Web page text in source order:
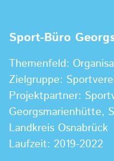
Sport-Büro
Themenfeld:
Zielgruppe:
Projektpartner:
Georgsmarienhütte,
Landkreis Osnabrück
Laufzeit: 2019-2022